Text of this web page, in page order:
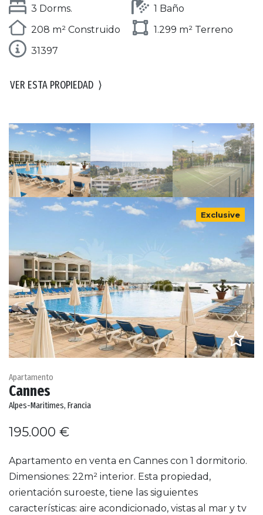
3 Dorms.
1 Baño
208 m² Construido
1.299 m² Terreno
31397
VER ESTA PROPIEDAD ⟩
Exclusive
Apartamento
Cannes
Alpes-Maritimes, Francia
195.000 €
Apartamento en venta en Cannes con 1 dormitorio.
Dimensiones: 22m² interior. Esta propiedad,
orientación suroeste, tiene las siguientes
características: aire acondicionado, vistas al mar y tv